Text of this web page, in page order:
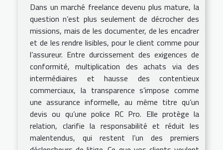
Dans un marché freelance devenu plus mature, la
question n’est plus seulement de décrocher des
missions, mais de les documenter, de les encadrer
et de les rendre lisibles, pour le client comme pour
l’assureur. Entre durcissement des exigences de
conformité, multiplication des achats via des
intermédiaires et hausse des contentieux
commerciaux, la transparence s’impose comme
une assurance informelle, au même titre qu’un
devis ou qu’une police RC Pro. Elle protège la
relation, clarifie la responsabilité et réduit les
malentendus, qui restent l’un des premiers